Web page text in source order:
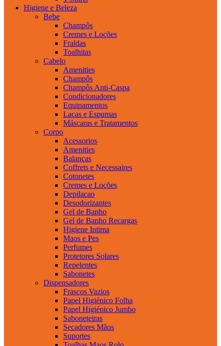
Higiene e Beleza
Bebe
Champôs
Cremes e Loções
Fraldas
Toalhitas
Cabelo
Amenities
Champôs
Champôs Anti-Caspa
Condicionadores
Equipamentos
Lacas e Espumas
Máscaras e Tratamentos
Corpo
Acessorios
Amenities
Balanças
Coffrets e Necessaires
Cotonetes
Cremes e Loções
Depilacao
Desodorizantes
Gel de Banho
Gel de Banho Recargas
Higiene Intima
Maos e Pes
Perfumes
Protetores Solares
Repelentes
Sabonetes
Dispensadores
Frascos Vazios
Papel Higiénico Folha
Papel Higiénico Jumbo
Saboneteiras
Secadores Mãos
Suportes